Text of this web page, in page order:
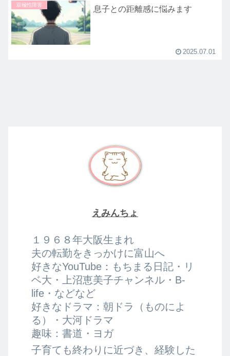
双極性障害 息子との距離感に悩みます
2025.07.01
えみんちょ
１９６８年大阪生まれ
夫の転勤をきっかけに富山へ
好きなYouTube：もちまる日記・リ
ベ大・上沼恵美子チャンネル・B-
life・などなど
好きなドラマ：朝ドラ（ものによ
る）・大河ドラマ
趣味：書道・ヨガ
子育ても終わりに近づき、経験した